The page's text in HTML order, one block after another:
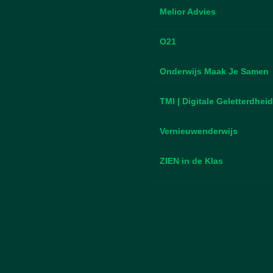
Melior Advies
O21
Onderwijs Maak Je Samen
TMI | Digitale Geletterdheid
Vernieuwenderwijs
ZIEN in de Klas